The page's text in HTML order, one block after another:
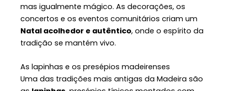
mas igualmente mágico. As decorações, os
concertos e os eventos comunitários criam um
Natal acolhedor e autêntico, onde o espírito da
tradição se mantém vivo.
As lapinhas e os presépios madeirenses
Uma das tradições mais antigas da Madeira são